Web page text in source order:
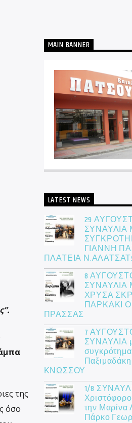
της
όσο
MAIN BANNER
LATEST NEWS
29
ΣΥΝΑΥΛΙΑ
ΓΙΑΝΝΗ
ΠΛΑΤΕΙΑ
8
ΣΥΝΑΥΛΙΑ
ΧΡΥΣΑ
ΠΑΡΚΑΚΙ
ΠΡΑΣΣΑΣ
7
ΣΥΝΑΥΛΙΑ
ΚΝΩΣΣΟΥ
1/8
την Μαρίνα
Πάρκο